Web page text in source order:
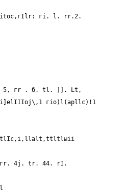
гi. l. rr.2.
5, гr . б. tl. ]]. Lt,
гiо)l(арllс)!1
гr. 4j. tr. 44. rI.